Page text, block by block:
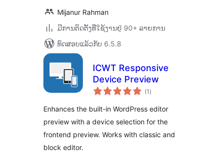
Mijanur Rahman
ມີການຕິດຕັ້ງທີ່ໃຊ້ງານຢູ່ 90+ ລາຍການ
ທົດສອບແລ້ວກັບ 6.5.8
ICWT Responsive
Device Preview
(1 ຄະແນນ
ທັງໝົດ
)
Enhances the built-in WordPress editor
preview with a device selection for the
frontend preview. Works with classic and
block editor.